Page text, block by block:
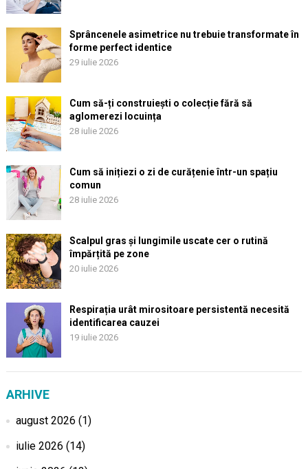
Sprâncenele asimetrice nu trebuie transformate în
forme perfect identice
29 iulie 2026
Cum să-ți construiești o colecție fără să
aglomerezi locuința
28 iulie 2026
Cum să inițiezi o zi de curățenie într-un spațiu
comun
28 iulie 2026
Scalpul gras și lungimile uscate cer o rutină
împărțită pe zone
20 iulie 2026
Respirația urât mirositoare persistentă necesită
identificarea cauzei
19 iulie 2026
ARHIVE
august 2026 (1)
iulie 2026 (14)